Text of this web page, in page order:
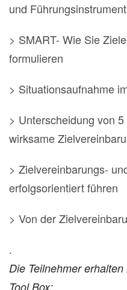
und Führungsinstrument
> SMART- Wie Sie
formulieren
> Situationsaufnahme
> Unterscheidung von
wirksame
> Zielvereinbarungs-
erfolgsorientiert führen
> Von der
.
Die Teilnehmer
Tool Box: